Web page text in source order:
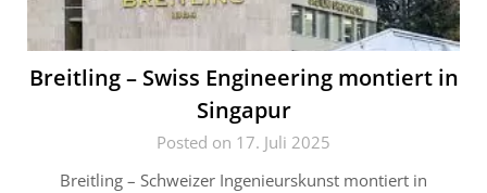
Breitling – Swiss Engineering montiert in
Singapur
Posted on 17. Juli 2025
Breitling – Schweizer Ingenieurskunst montiert in